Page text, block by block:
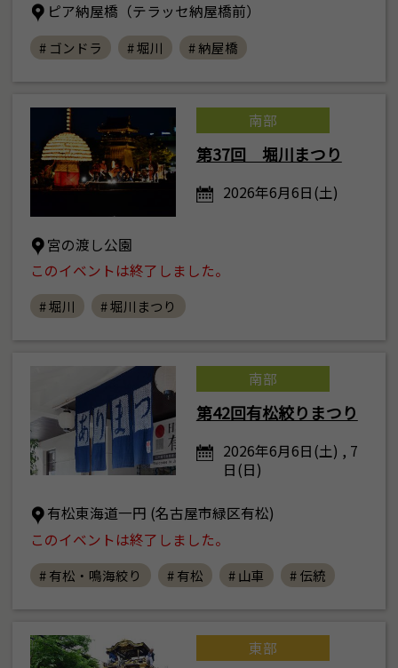
ピア納屋橋（テラッセ納屋橋前）
# ゴンドラ # 堀川 # 納屋橋
南部
第37回 堀川まつり
2026年6月6日(土)
宮の渡し公園
このイベントは終了しました。
# 堀川 # 堀川まつり
南部
第42回有松絞りまつり
2026年6月6日(土) , 7
日(日)
有松東海道一円 (名古屋市緑区有松)
このイベントは終了しました。
# 有松・鳴海絞り # 有松 # 山車 # 伝統
東部